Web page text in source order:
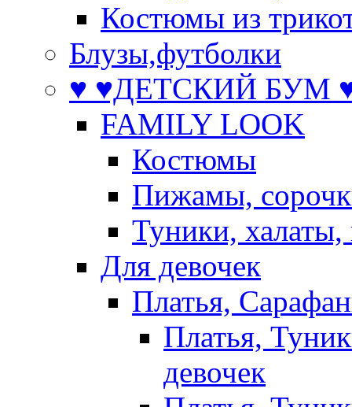
Костюмы из
Блузы,футболки
♥ ♥ДЕТСКИЙ БУМ
FAMILY LOOK
Костюмы
Пижамы,
Туники, халаты,
Для девочек
Платья,
Платья,
девочек